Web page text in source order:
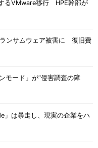
るVMware移行 HPE幹部が
ンサムウェア被害に 復旧費
モード」が“侵害調査の障
」は暴走し、現実の企業をハ